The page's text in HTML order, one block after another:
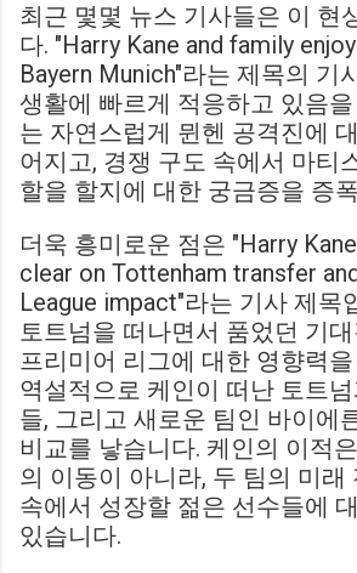
최근 몇몇 뉴스 기사들은 이 현
다. "Harry Kane and family
Bayern Munich"라는 제목의 기
생활에 빠르게 적응하고 있음
는 자연스럽게 뮌헨 공격진에
어지고, 경쟁 구도 속에서 마티
할을 할지에 대한 궁금증을 증
더욱 흥미로운 점은 "Harry
clear on Tottenham transfer
League impact"라는 기사 제목
토트넘을 떠나면서 품었던 기
프리미어 리그에 대한 영향력
역설적으로 케인이 떠난 토트
들, 그리고 새로운 팀인 바이에
비교를 낳습니다. 케인의 이적
의 이동이 아니라, 두 팀의 미래
속에서 성장할 젊은 선수들에
있습니다.